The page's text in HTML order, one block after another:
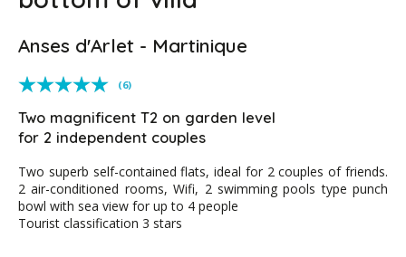
Anses d'Arlet - Martinique
(6)
Two magnificent T2 on garden level
for 2 independent couples
Two superb self-contained flats, ideal for 2 couples of friends.
2 air-conditioned rooms, Wifi, 2 swimming pools type punch
bowl with sea view for up to 4 people
Tourist classification 3 stars